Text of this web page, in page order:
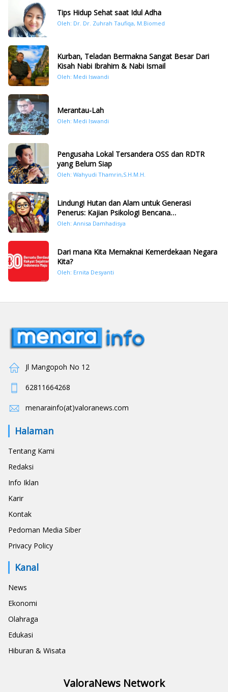
Tips Hidup Sehat saat Idul Adha
Oleh: Dr. Dr. Zuhrah Taufiqa, M.Biomed
Kurban, Teladan Bermakna Sangat Besar Dari
Kisah Nabi Ibrahim & Nabi Ismail
Oleh: Medi Iswandi
Merantau-Lah
Oleh: Medi Iswandi
Pengusaha Lokal Tersandera OSS dan RDTR
yang Belum Siap
Oleh: Wahyudi Thamrin,S.H.M.H.
Lindungi Hutan dan Alam untuk Generasi
Penerus: Kajian Psikologi Bencana
Hidrometeorologi di Sumatera Pasca Tragedi
Oleh: Annisa Damhadisya
Dari mana Kita Memaknai Kemerdekaan Negara
Kita?
Oleh: Ernita Desyanti
Jl Mangopoh No 12
62811664268
menarainfo(at)valoranews.com
Halaman
Tentang Kami
Redaksi
Info Iklan
Karir
Kontak
Pedoman Media Siber
Privacy Policy
Kanal
News
Ekonomi
Olahraga
Edukasi
Hiburan & Wisata
ValoraNews Network